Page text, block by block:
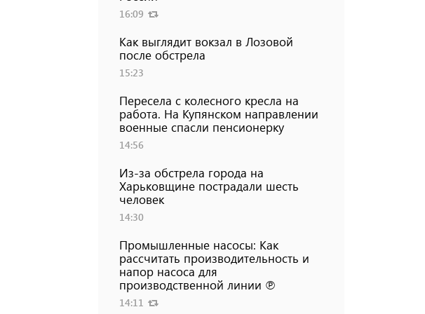
16:09
Как выглядит вокзал в Лозовой
после обстрела
15:23
Пересела с колесного кресла на
работа. На Купянском направлении
военные спасли пенсионерку
14:56
Из-за обстрела города на
Харьковщине пострадали шесть
человек
14:30
Промышленные насосы: Как
рассчитать производительность и
напор насоса для
производственной линии ℗
14:11